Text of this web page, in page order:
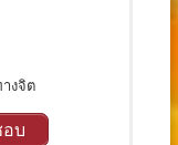
งจิต
บ